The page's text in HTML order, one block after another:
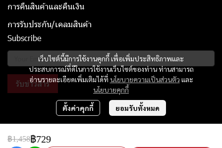
฿1,458฿729
เว็บไซต์นี้มีการใช้งานคุกกี้ เพื่อเพิ่มประสิทธิภาพและ
ประสบการณ์ที่ดีในการใช้งานเว็บไซต์ของท่าน ท่านสามารถ
อ่านรายละเอียดเพิ่มเติมได้ที่ นโยบายความเป็นส่วนตัว และ
นโยบายคุกกี้
ตั้งค่าคุกกี้ ยอมรับทั้งหมด
การคืนสินค้าและคืนเงิน
การรับประกัน/เคลมสินค้า
Subscribe
รับข่าวสาร